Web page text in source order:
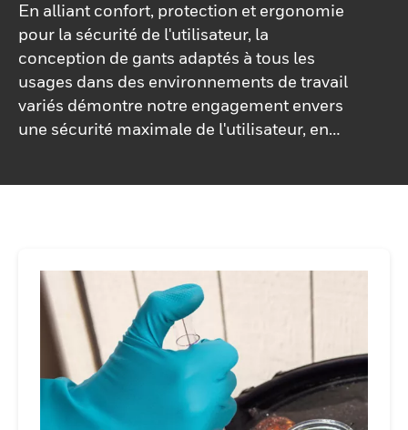
En alliant confort, protection et ergonomie
pour la sécurité de l'utilisateur, la
conception de gants adaptés à tous les
usages dans des environnements de travail
variés démontre notre engagement envers
une sécurité maximale de l'utilisateur, en